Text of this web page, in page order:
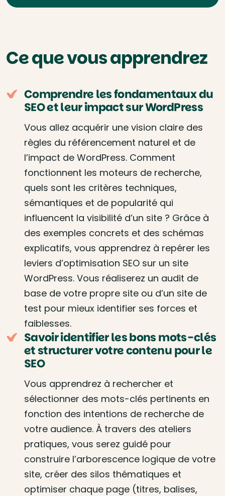
Ce que vous apprendrez
Comprendre les fondamentaux du
SEO et leur impact sur WordPress
Vous allez acquérir une vision claire des
règles du référencement naturel et de
l’impact de WordPress. Comment
fonctionnent les moteurs de recherche,
quels sont les critères techniques,
sémantiques et de popularité qui
influencent la visibilité d’un site ? Grâce à
des exemples concrets et des schémas
explicatifs, vous apprendrez à repérer les
leviers d’optimisation SEO sur un site
WordPress. Vous réaliserez un audit de
base de votre propre site ou d’un site de
test pour mieux identifier ses forces et
faiblesses.
Savoir identifier les bons mots-clés
et structurer votre contenu pour le
SEO
Vous apprendrez à rechercher et
sélectionner des mots-clés pertinents en
fonction des intentions de recherche de
votre audience. À travers des ateliers
pratiques, vous serez guidé pour
construire l’arborescence logique de votre
site, créer des silos thématiques et
optimiser chaque page (titres, balises,